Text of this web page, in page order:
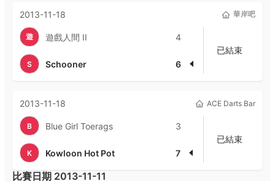
2013-11-18 華岸吧
遊 遊戲人間 II 4
S Schooner 6
已結束
2013-11-18 ACE Darts Bar
B Blue Girl Toerags 3
K Kowloon Hot Pot 7
已結束
比賽日期 2013-11-11